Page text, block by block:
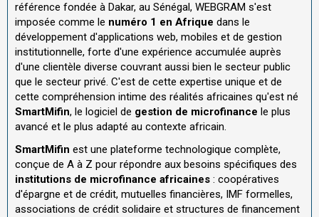
référence fondée à Dakar, au Sénégal, WEBGRAM s'est
imposée comme le numéro 1 en Afrique dans le
développement d'applications web, mobiles et de gestion
institutionnelle, forte d'une expérience accumulée auprès
d'une clientèle diverse couvrant aussi bien le secteur public
que le secteur privé. C'est de cette expertise unique et de
cette compréhension intime des réalités africaines qu'est né
SmartMifin, le logiciel de gestion de microfinance le plus
avancé et le plus adapté au contexte africain.
SmartMifin est une plateforme technologique complète,
conçue de A à Z pour répondre aux besoins spécifiques des
institutions de microfinance africaines : coopératives
d'épargne et de crédit, mutuelles financières, IMF formelles,
associations de crédit solidaire et structures de financement